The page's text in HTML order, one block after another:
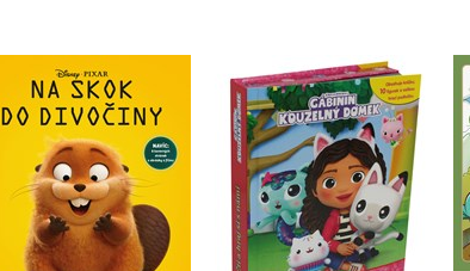
Na skok do divočiny -
Pohádkový román
Kolektiv
Gábinin kouzelný
domek - Čti a hraj si s
námi
Kolektiv